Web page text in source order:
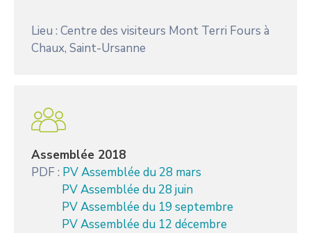
Lieu : Centre des visiteurs Mont Terri Fours à
Chaux, Saint-Ursanne
Assemblée 2018
PDF : PV Assemblée du 28 mars
PV Assemblée du 28 juin
PV Assemblée du 19 septembre
PV Assemblée du 12 décembre